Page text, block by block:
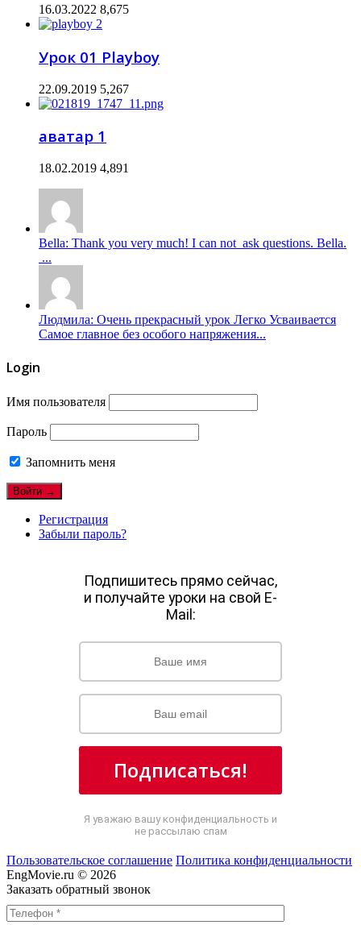
16.03.2022 8,675
Урок 01 Playboy
22.09.2019 5,267
аватар 1
18.02.2019 4,891
Bella: Thank you very much! I can not ask questions. Bella.
...
Людмила: Очень прекрасный урок Легко Усваивается
Самое главное без особого напряжения...
Login
Имя пользователя
Пароль
Запомнить меня
Регистрация
Забыли пароль?
Подпишитесь прямо сейчас,
и получайте уроки на свой E-
Mail:
Подписаться!
Я уважаю вашу конфиденциальность и
не рассылаю спам
Пользовательское соглашение Политика конфиденциальности
EngMovie.ru © 2026
Заказать обратный звонок